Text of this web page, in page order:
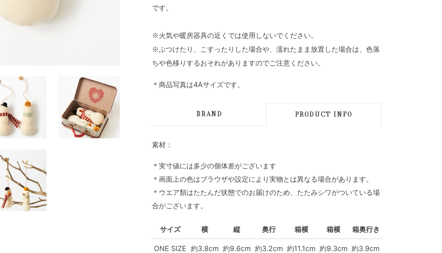
です。
※火気や暖房器具の近くでは使用しないでください。
※ぶつけたり、こすったりした場合や、濡れたまま放置した場合は、色落
ちや色移りするおそれがありますのでご注意ください。
＊商品写真は4Aサイズです。
BRAND PRODUCT INFO
素材：
＊実寸値には多少の個体差がございます
＊画面上の色はブラウザや設定により実物とは異なる場合があります。
＊ウエア類はたたんだ状態でのお届けのため、たたみシワがついている場
合がございます。
サイズ 横 縦 奥行 箱横 箱横 箱奥行き
ONE SIZE 約3.8cm 約9.6cm 約3.2cm 約11.1cm 約9.3cm 約3.9cm